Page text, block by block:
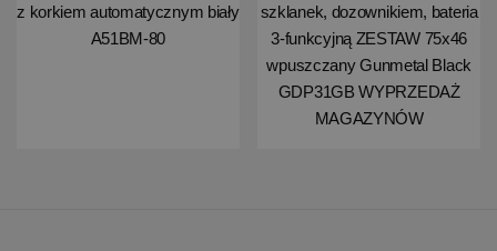
z korkiem automatycznym biały
A51BM-80
szklanek, dozownikiem, bateria
3-funkcyjną ZESTAW 75x46
wpuszczany Gunmetal Black
GDP31GB WYPRZEDAŻ
MAGAZYNÓW